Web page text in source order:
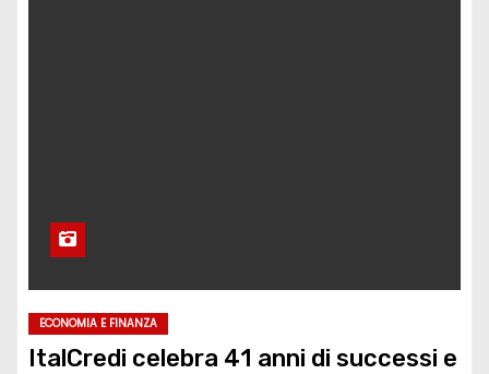
ECONOMIA E FINANZA
ItalCredi celebra 41 anni di successi e